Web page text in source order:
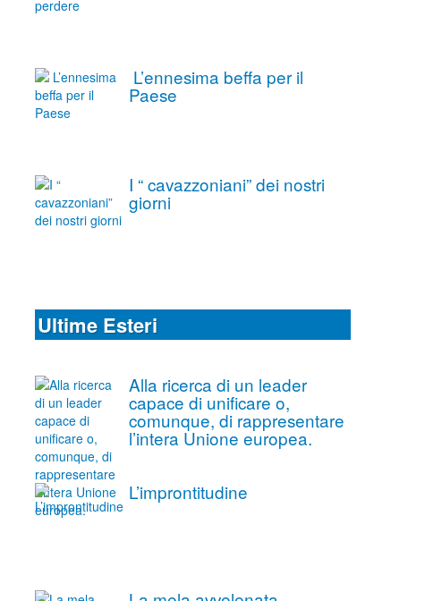
L’ennesima beffa per il
Paese
I “ cavazzoniani” dei nostri
giorni
Ultime Esteri
Alla ricerca di un leader
capace di unificare o,
comunque, di rappresentare
l’intera Unione europea.
L’improntitudine